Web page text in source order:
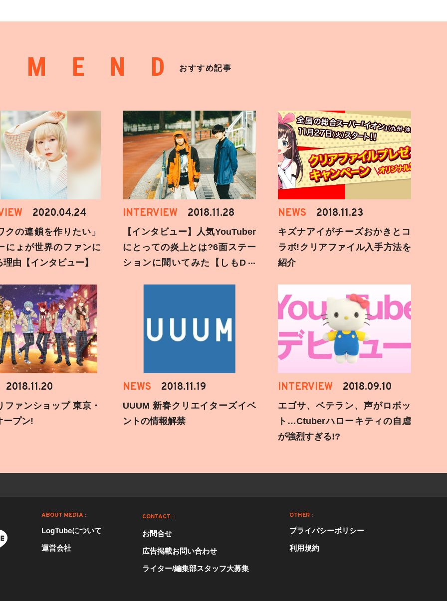
おすすめ記事
2020.04.24
クの連鎖を作りたい」
にょが世界のファンに
由【インタビュー】
INTERVIEW 2018.11.28
【インタビュー】人気YouTuber
にとっての炎上とは?6面ステー
ションに聞いてみた【しもD遅
NEWS 2018.11.23
キズナアイがチーズおかきとコ
ラボ!クリアファイル入手方法を
紹介
2018.11.20
ファンショップ 東京・
ープン!
NEWS 2018.11.19
UUUM 新春クリエイターズイベ
ントの情報解禁
INTERVIEW 2018.09.10
エゴサ、ベテラン、声がロボッ
ト…Ctuberハローキティの自虐
が強烈すぎる!?
ABOUT MEDIA :
LogTubeについて
運営会社
CONTACT :
お問合せ
広告掲載お問い合わせ
ライター/編集部スタッフ大募集
OTHER :
プライバシーポリシー
利用規約